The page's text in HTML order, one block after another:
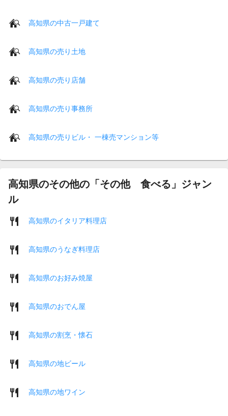
高知県の中古一戸建て
高知県の売り土地
高知県の売り店舗
高知県の売り事務所
高知県の売りビル・ 一棟売マンション等
高知県のその他の「その他 食べる」ジャン
ル
高知県のイタリア料理店
高知県のうなぎ料理店
高知県のお好み焼屋
高知県のおでん屋
高知県の割烹・懐石
高知県の地ビール
高知県の地ワイン